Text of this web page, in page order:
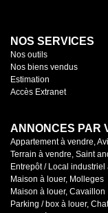
NOS SERVICES
Nos outils
Nos biens vendus
Estimation
Accès Extranet
ANNONCES PAR
Appartement à vendre,
Terrain à vendre, Saint
Entrepôt / Local
Maison à louer, Molleges
Maison à louer, Cavaillon
Parking / box à louer,